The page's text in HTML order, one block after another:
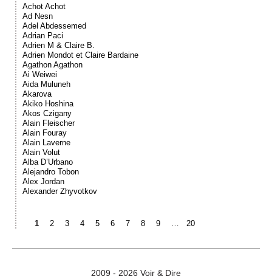
Achot Achot
Ad Nesn
Adel Abdessemed
Adrian Paci
Adrien M & Claire B.
Adrien Mondot et Claire Bardaine
Agathon Agathon
Ai Weiwei
Aida Muluneh
Akarova
Akiko Hoshina
Akos Czigany
Alain Fleischer
Alain Fouray
Alain Laverne
Alain Volut
Alba D’Urbano
Alejandro Tobon
Alex Jordan
Alexander Zhyvotkov
1 2 3 4 5 6 7 8 9 20
2009 - 2026 Voir & Dire